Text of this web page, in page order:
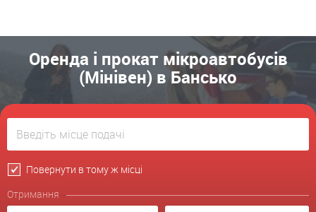
Оренда і прокат мікроавтобусів
(Мінівен) в Бансько
Повернути в тому ж місці
Отримання